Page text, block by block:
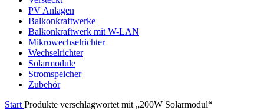
PV Anlagen
Balkonkraftwerke
Balkonkraftwerk mit W-LAN
Mikrowechselrichter
Wechselrichter
Solarmodule
Stromspeicher
Zubehör
Start Produkte verschlagwortet mit „200W Solarmodul“